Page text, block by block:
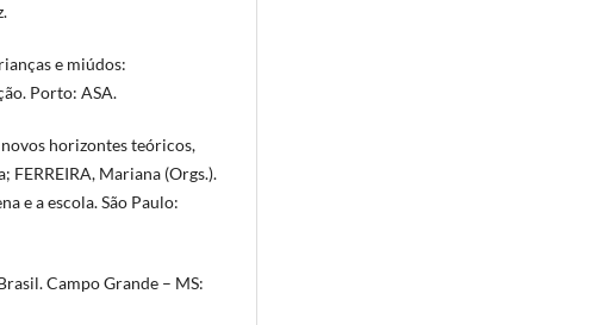
e miúdos:
Porto: ASA.
horizontes teóricos,
FERREIRA, Mariana (Orgs.).
e a escola. São Paulo:
Campo Grande – MS: